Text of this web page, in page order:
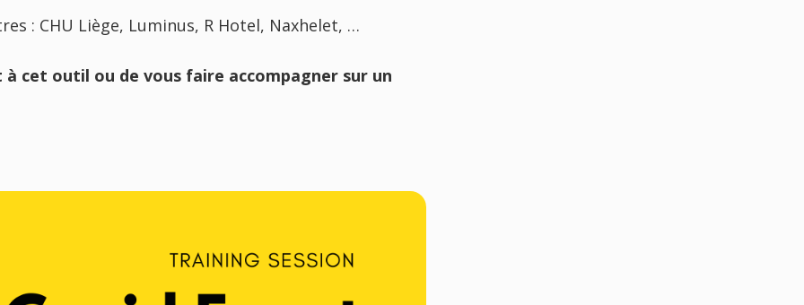
: CHU Liège, Luminus, R Hotel, Naxhelet, …
cet outil ou de vous faire accompagner sur un